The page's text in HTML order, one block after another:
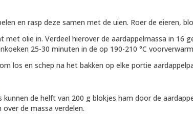
en rasp deze samen met de uien. Roer de eieren,
met olie in. Verdeel hierover de aardappelmassa in 16
25-30 minuten in de op 190-210 °C
los en schep na het bakken op elke portie
kunnen de helft van 200 g blokjes ham door de
de massa verdelen.